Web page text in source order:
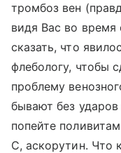
тромбоз вен
видя Вас во
сказать, что
флебологу, чтобы
проблему
бывают без
попейте
С, аскорутин. Что